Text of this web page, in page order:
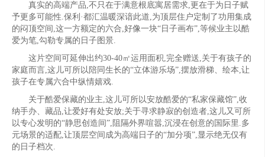
真实的高端产品,不只在于满意根底寓居需求,更在于为日子赋
予更多可能性.保利·都汇温暖深谙此道,为顶层住户定制了功用集成
的闷顶空间,这一方额定的六合,好像一块“日子画布”,等候业主以酷
爱为笔,勾勒专属的日子图景.
这片空间可延伸出约30-40㎡运用面积,完全赠送,关于有孩子的
家庭而言,这儿可所以陪同生长的“立体游乐场”,摆放滑梯、绘本,让
孩子在专属六合中纵情嬉戏.
关于酷爱保藏的业主,这儿可所以安放酷爱的“私家保藏馆”,收
纳手办、藏品,让爱好有处安放;关于寻求静寂的创造者,这儿又可所
以专心发明的“静思创造间”,阻隔外界喧嚣,沉浸在创意的国际里.多
元场景的适配,让顶层空间成为高端日子的“加分项”,显示绝无仅有
的日子档次.